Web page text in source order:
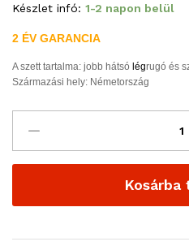
Készlet infó: 1-2 napon belül
2 ÉV GARANCIA
A szett tartalma: jobb hátsó légrugó és
Származási hely: Németország
Kosárba